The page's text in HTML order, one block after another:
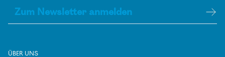
ÜBER UNS